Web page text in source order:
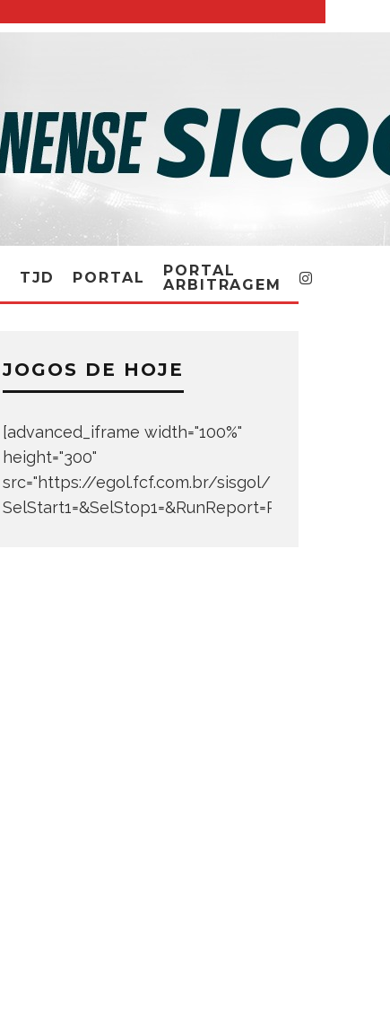
TJD PORTAL
PORTAL
ARBITRAGEM
JOGOS DE HOJE
[advanced_iframe width="100%"
height="300"
src="https://egol.fcf.com.br/sisgol/
SelStart1=&SelStop1=&RunReport=Run+Report"]